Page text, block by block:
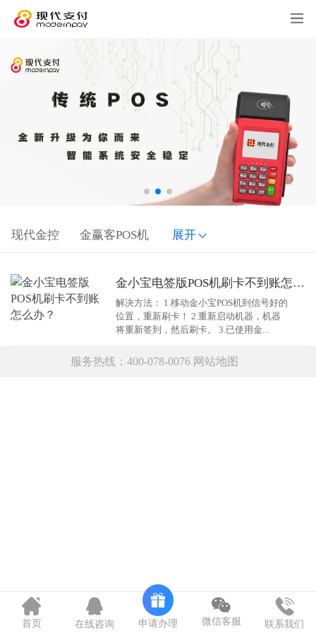
现代金控 金赢客POS机 展开
金小宝电签版POS机刷卡不到账怎么办？
解决方法： 1.移动金小宝POS机到信号好的
位置，重新刷卡！ 2.重新启动机器，机器
将重新签到，然后刷卡。 3.已使用金...
服务热线：400-078-0076 网站地图
首页 在线咨询 申请办理 微信客服 联系我们